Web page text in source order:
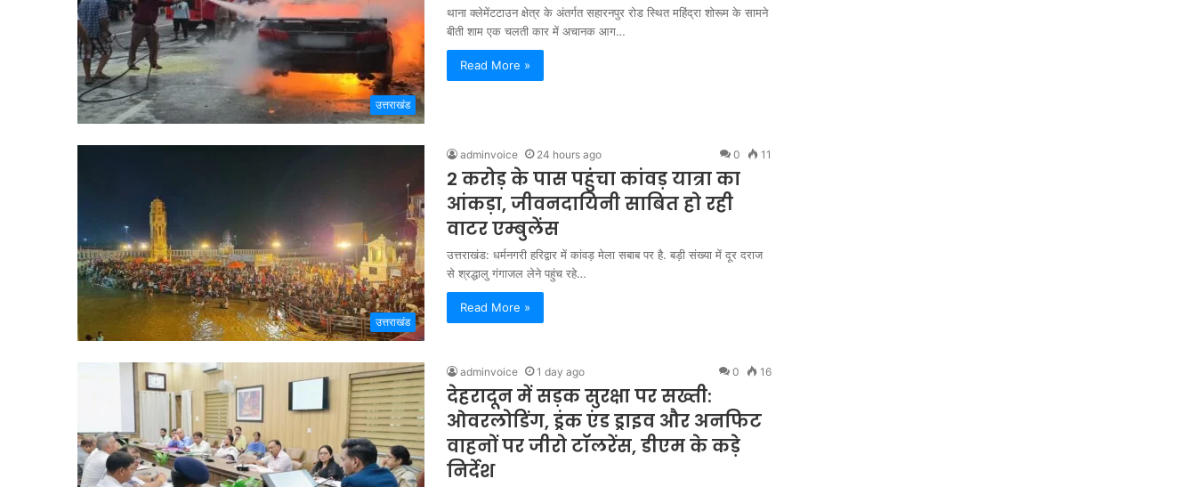
उत्तराखंड
थाना क्लेमेंटटाउन क्षेत्र के अंतर्गत सहारनपुर रोड स्थित महिंद्रा शोरूम के सामने
बीती शाम एक चलती कार में अचानक आग…
Read More »
उत्तराखंड
adminvoice 24 hours ago 0 11
2 करोड़ के पास पहुंचा कांवड़ यात्रा का
आंकड़ा, जीवनदायिनी साबित हो रही
वाटर एम्बुलेंस
उत्तराखंड: धर्मनगरी हरिद्वार में कांवड़ मेला सबाब पर है. बड़ी संख्या में दूर दराज
से श्रद्धालु गंगाजल लेने पहुंच रहे…
Read More »
adminvoice 1 day ago 0 16
देहरादून में सड़क सुरक्षा पर सख्ती:
ओवरलोडिंग, ड्रंक एंड ड्राइव और अनफिट
वाहनों पर जीरो टॉलरेंस, डीएम के कड़े
निर्देश